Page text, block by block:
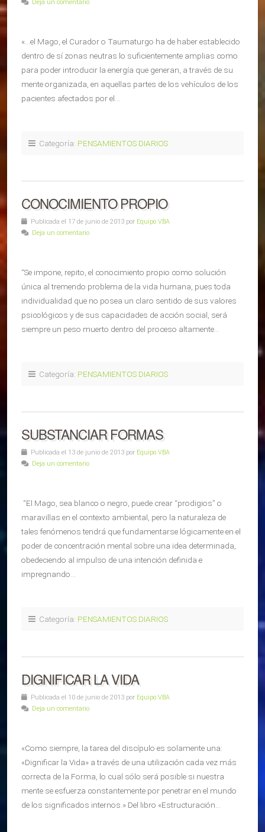
Deja un comentario
«…el Mago, el Curador o Taumaturgo ha de haber establecido
dentro de sí zonas neutras lo suficientemente amplias como
para poder introducir la energía que generan, a través de su
mente organizada, en aquellas partes de los vehículos de los
pacientes afectados por el…
Categoría: PENSAMIENTOS DIARIOS
CONOCIMIENTO PROPIO
Publicada el 17 de junio de 2013 por Equipo VBA
Deja un comentario
“Se impone, repito, el conocimiento propio como solución
única al tremendo problema de la vida humana, pues toda
individualidad que no posea un claro sentido de sus valores
psicológicos y de sus capacidades de acción social, será
siempre un peso muerto dentro del proceso altamente…
Categoría: PENSAMIENTOS DIARIOS
SUBSTANCIAR FORMAS
Publicada el 13 de junio de 2013 por Equipo VBA
Deja un comentario
“El Mago, sea blanco o negro, puede crear “prodigios” o
maravillas en el contexto ambiental, pero la naturaleza de
tales fenómenos tendrá que fundamentarse lógicamente en el
poder de concentración mental sobre una idea determinada,
obedeciendo al impulso de una intención definida e
impregnando…
Categoría: PENSAMIENTOS DIARIOS
DIGNIFICAR LA VIDA
Publicada el 10 de junio de 2013 por Equipo VBA
Deja un comentario
«Como siempre, la tarea del discípulo es solamente una:
«Dignificar la Vida» a través de una utilización cada vez más
correcta de la Forma, lo cual sólo será posible si nuestra
mente se esfuerza constantemente por penetrar en el mundo
de los significados internos.» Del libro «Estructuración…